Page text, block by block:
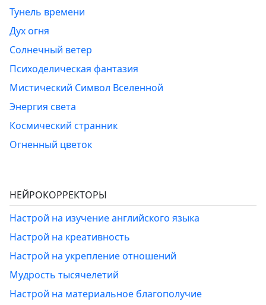
Тунель времени
Дух огня
Солнечный ветер
Психоделическая фантазия
Мистический Символ Вселенной
Энергия света
Космический странник
Огненный цветок
НЕЙРОКОРРЕКТОРЫ
Настрой на изучение английского языка
Настрой на креативность
Настрой на укрепление отношений
Мудрость тысячелетий
Настрой на материальное благополучие